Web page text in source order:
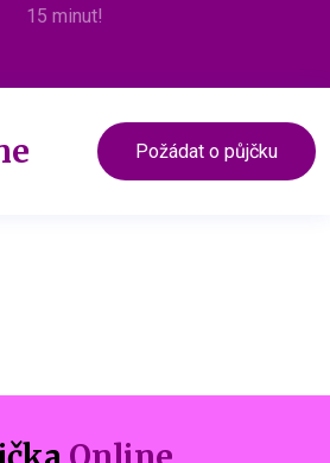
15 minut!
Požádat o půjčku